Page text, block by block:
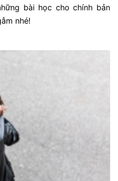
bài học cho chính bản
nhé!